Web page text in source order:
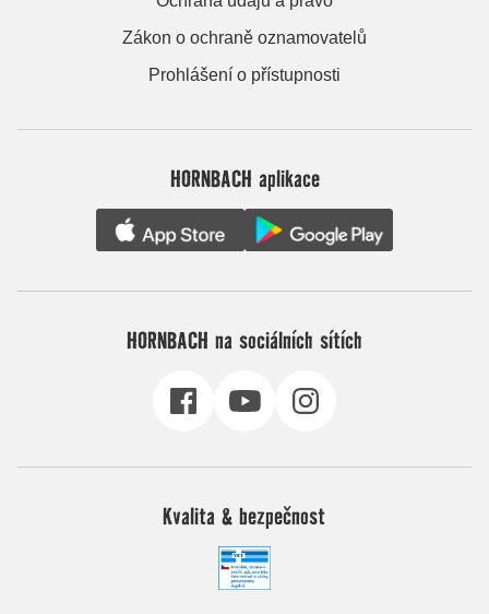
Zákon o ochraně oznamovatelů
Prohlášení o přístupnosti
HORNBACH aplikace
HORNBACH na sociálních sítích
Kvalita & bezpečnost